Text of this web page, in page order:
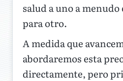
salud a uno a
para otro.
A medida que
abordaremos esta
directamente, pero